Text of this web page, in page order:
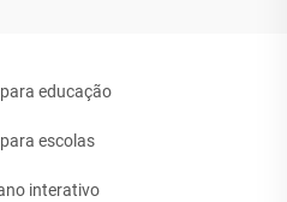
educação
escolas
interativo